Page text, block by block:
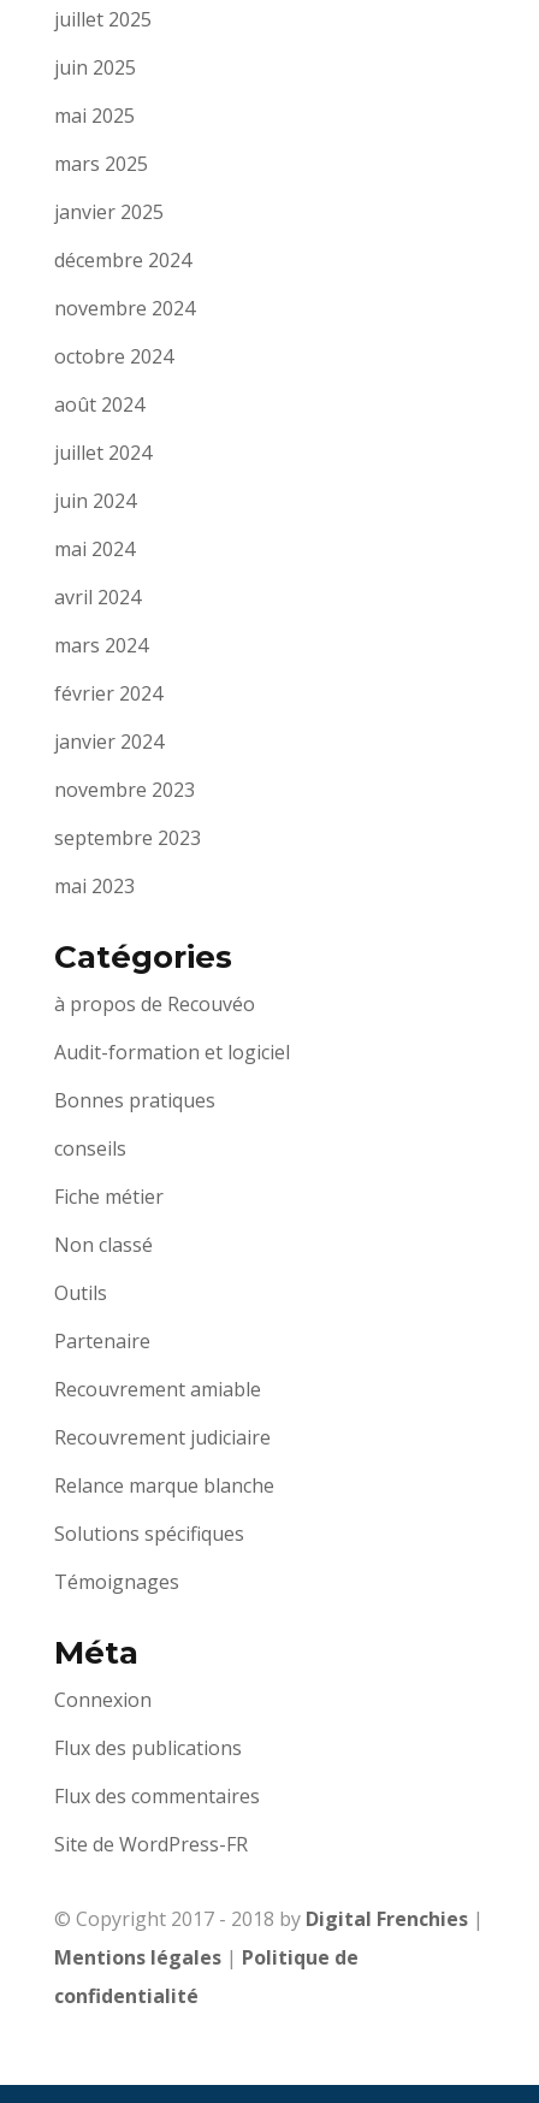
juillet 2025
juin 2025
mai 2025
mars 2025
janvier 2025
décembre 2024
novembre 2024
octobre 2024
août 2024
juillet 2024
juin 2024
mai 2024
avril 2024
mars 2024
février 2024
janvier 2024
novembre 2023
septembre 2023
mai 2023
Catégories
à propos de Recouvéo
Audit-formation et logiciel
Bonnes pratiques
conseils
Fiche métier
Non classé
Outils
Partenaire
Recouvrement amiable
Recouvrement judiciaire
Relance marque blanche
Solutions spécifiques
Témoignages
Méta
Connexion
Flux des publications
Flux des commentaires
Site de WordPress-FR
© Copyright 2017 - 2018 by Digital Frenchies|
Mentions légales| Politique de
confidentialité